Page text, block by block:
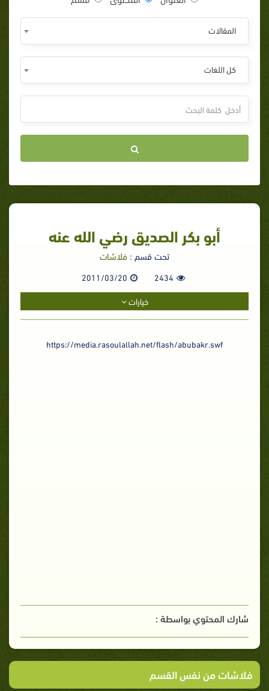
المقالات
كل اللغات
أبو بكر الصديق رضي الله عنه
تحت قسم : فلاشات
2434
2011/03/20
خيارات
https://media.rasoulallah.net/flash/abubakr.swf
شارك المحتوي بواسطة :
فلاشات من نفس القسم